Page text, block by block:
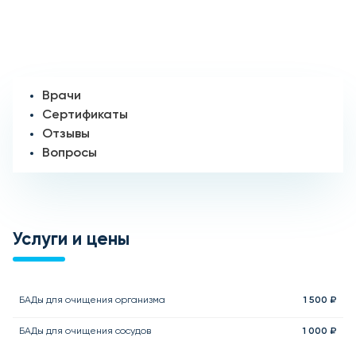
Врачи
Сертификаты
Отзывы
Вопросы
Услуги и цены
БАДы для очищения организма 1 500 ₽
БАДы для очищения сосудов 1 000 ₽